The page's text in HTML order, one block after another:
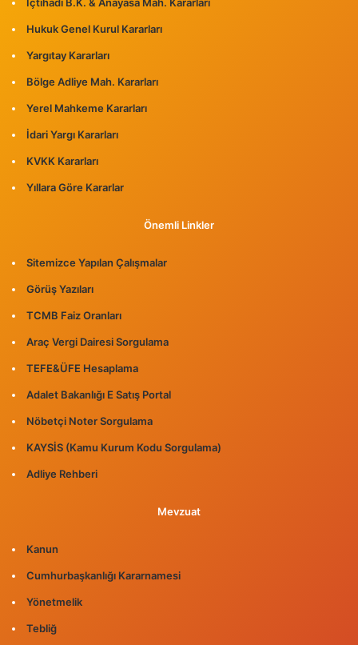
İçtihadı B.K. & Anayasa Mah. Kararları
Hukuk Genel Kurul Kararları
Yargıtay Kararları
Bölge Adliye Mah. Kararları
Yerel Mahkeme Kararları
İdari Yargı Kararları
KVKK Kararları
Yıllara Göre Kararlar
Önemli Linkler
Sitemizce Yapılan Çalışmalar
Görüş Yazıları
TCMB Faiz Oranları
Araç Vergi Dairesi Sorgulama
TEFE&ÜFE Hesaplama
Adalet Bakanlığı E Satış Portal
Nöbetçi Noter Sorgulama
KAYSİS (Kamu Kurum Kodu Sorgulama)
Adliye Rehberi
Mevzuat
Kanun
Cumhurbaşkanlığı Kararnamesi
Yönetmelik
Tebliğ